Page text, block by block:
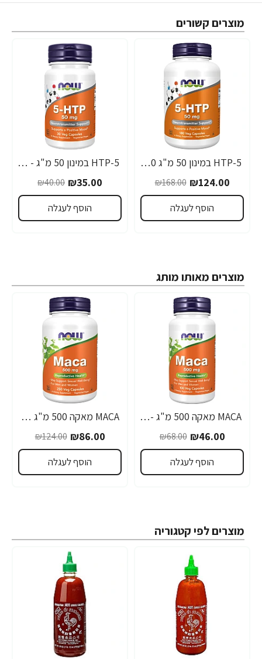
מוצרים קשורים
-26%
5-HTP במינון 50 מ"ג 180 כמוסות - מבית NOW FOODS
₪124.00
₪168.00
הוסף לעגלה
-13%
5-HTP במינון 50 מ"ג - 30 כמוסות - מבית NOW FOODS
₪35.00
₪40.00
הוסף לעגלה
מוצרים מאותו מותג
-32%
MACA מאקה 500 מ"ג - 100 כמוסות - מבית NOW FOODS
₪46.00
₪68.00
הוסף לעגלה
-31%
MACA מאקה 500 מ"ג 250 כמוסות - מבית NOW FOODS
₪86.00
₪124.00
הוסף לעגלה
מוצרים לפי קטגוריה